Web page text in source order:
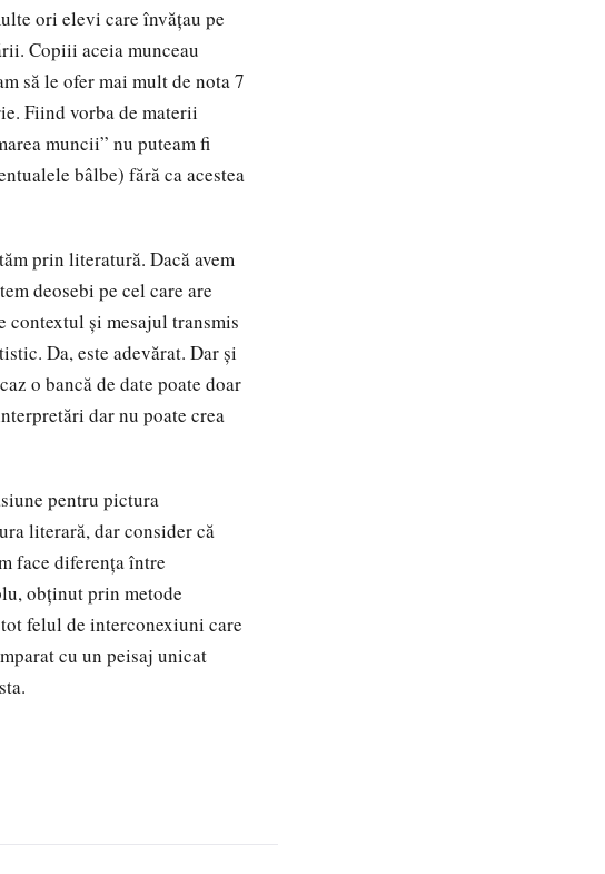
ori elevi care învățau pe
Copiii aceia munceau
să le ofer mai mult de nota 7
Fiind vorba de materii
muncii” nu puteam fi
bâlbe) fără ca acestea
prin literatură. Dacă avem
deosebi pe cel care are
contextul și mesajul transmis
Da, este adevărat. Dar și
o bancă de date poate doar
dar nu poate crea
pentru pictura
literară, dar consider că
face diferența între
obținut prin metode
felul de interconexiuni care
cu un peisaj unicat